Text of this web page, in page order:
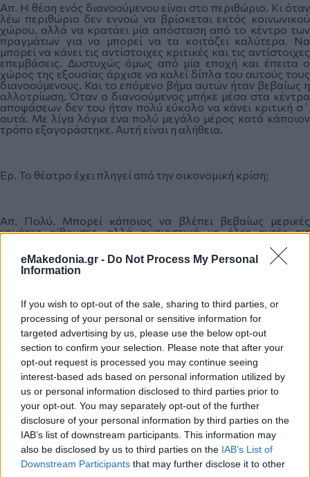
eMakedonia.gr - Do Not Process My Personal
Information
If you wish to opt-out of the sale, sharing to third parties, or
processing of your personal or sensitive information for
targeted advertising by us, please use the below opt-out
section to confirm your selection. Please note that after your
opt-out request is processed you may continue seeing
interest-based ads based on personal information utilized by
us or personal information disclosed to third parties prior to
your opt-out. You may separately opt-out of the further
disclosure of your personal information by third parties on the
IAB’s list of downstream participants. This information may
also be disclosed by us to third parties on the IAB’s List of
Downstream Participants that may further disclose it to other
Απ. Η θέση ενός διανοούμενου είναι στο περιθώριο. Κι όταν
λέω περιθώριο δεν εννοώ να βρίσκεται εκτός κοινωνικού
χώρου, αλλά να κρατάει μία απόσταση από το κέντρο των
πραγμάτων για να μπορεί να τα κοιτάζει καλύτερα. Να
μπορεί να κάνει τις αντίστοιχες κριτικές και τις αντίστοιχες
επεμβάσεις. Δυστυχώς όμως από μία εποχή και έπειτα ο
χώρος της εξουσίας άρχισε να καλεί δίπλα του αυτούς τους
διανοούμενους. Και το επόμενο βήμα αυτών ήταν βεβαίως η
αλλοτρίωση. Όταν ο διανοούμενος μπήκε μέσα στα κέντρα
αποφάσεων δεν του ήταν πολύ εύκολο να κάνει κριτική σ΄
αυτά. Με λίγα λόγια ένα πολύ μεγάλο μέρος κατά κάποιον
τρόπο εξαγοράστηκε. Αυτή είναι η αλήθεια.
Ερ. Το θέατρο έχει πληγεί από την οικονομική κρίση;
Απ. Πολύ. Μπορεί κάποιος να βλέπει βεβαίως μερικές
γεμάτες αίθουσες, αλλά ουσιαστικά με όλες αυτές τις
εισιτήρια όπως ένα εισιτήριο για τέσσερα άτομα, έχει
πληγεί ιδιαιτέρως. Η μεγαλύτερη πληγή είναι η συσσώρευση
νέων παραγωγών οι οποίοι μπορεί να μην γνωρίζουν πολύ
εισχώρησαν σ΄ αυτήν, επειδή κατάλαβαν ότι το θέατρο ίσως
είναι ο χώρος με το πιο φθηνό εργατικό δυναμικό. Γιατί οι
καλλιτέχνες, έχοντας ανάγκη να εκφραστούν πολλές φορές
«ξεχνούν» ότι είναι και εργαζόμενοι. Όταν λέω πως
«ξεχνούν» φυσικά δεν κυριολεκτώ. Το αναφέρω
προκειμένου να επισημάνω πως εκεί έρχεται ο πονηρός
παραγωγός για να τους εκμεταλλευτεί στο έπακρο..
Ερ. Μόνο το θέατρο στην Ελλάδα διέρχεται κρίση ή
γενικότερα ο κλάδος σας, σε μια στιγμή που ο Γιώργος
Λάνθιμος μεσουρανεί πλέον στο παγκόσμιο καλλιτεχνικό
στερέωμα;